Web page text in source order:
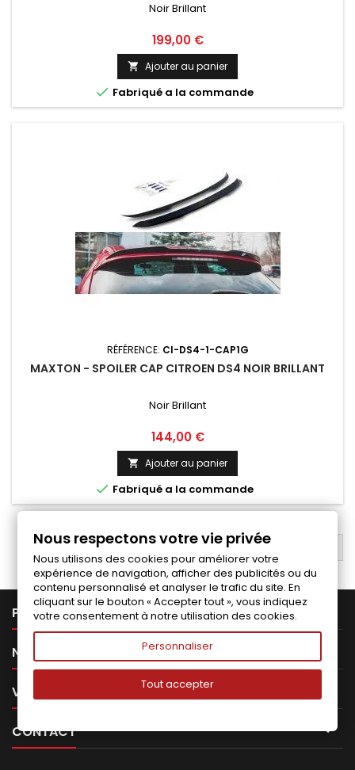
Noir Brillant
Prix
199,00 €
 Ajouter au panier
 Fabriqué a la commande
RÉFÉRENCE: CI-DS4-1-CAP1G
MAXTON - SPOILER CAP CITROEN DS4 NOIR BRILLANT
Noir Brillant
Prix
144,00 €
 Ajouter au panier
 Fabriqué a la commande
RETOUR EN HAUT
PRODUITS
NOTRE SOCIÉTÉ
VOTRE COMPTE
CONTACT 
Nous respectons votre vie privée
Nous utilisons des cookies pour améliorer votre
expérience de navigation, afficher des publicités ou du
contenu personnalisé et analyser le trafic du site. En
cliquant sur le bouton « Accepter tout », vous indiquez
votre consentement à notre utilisation des cookies.
Personnaliser
Tout accepter